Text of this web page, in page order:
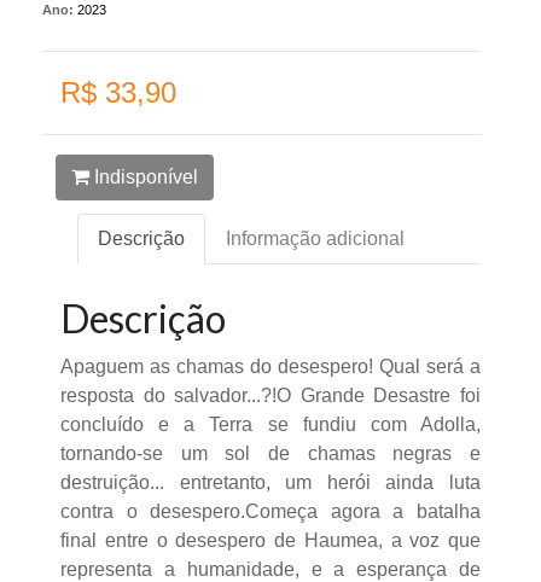
Ano: 2023
R$ 33,90
Indisponível
Descrição Informação adicional
Descrição
Apaguem as chamas do desespero! Qual será a
resposta do salvador...?!O Grande Desastre foi
concluído e a Terra se fundiu com Adolla,
tornando-se um sol de chamas negras e
destruição... entretanto, um herói ainda luta
contra o desespero.Começa agora a batalha
final entre o desespero de Haumea, a voz que
representa a humanidade, e a esperança de